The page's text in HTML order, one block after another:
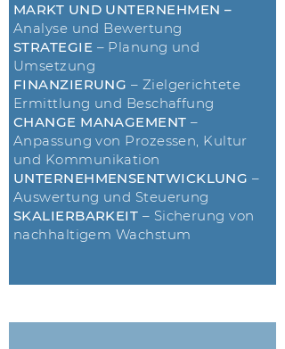
MARKT UND UNTERNEHMEN –
Analyse und Bewertung
STRATEGIE – Planung und
Umsetzung
FINANZIERUNG – Zielgerichtete
Ermittlung und Beschaffung
CHANGE MANAGEMENT–
Anpassung von Prozessen, Kultur
und Kommunikation
UNTERNEHMENSENTWICKLUNG –
Auswertung und Steuerung
SKALIERBARKEIT – Sicherung von
nachhaltigem Wachstum